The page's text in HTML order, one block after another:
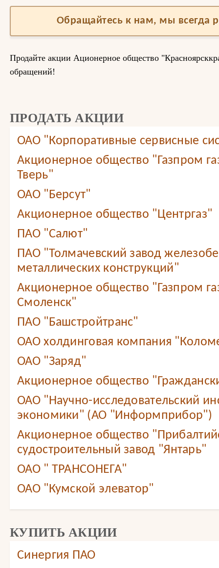
Обращайтесь к нам, мы всегда
Продайте акции Ационерное общество
обращений!
ПРОДАТЬ АКЦИИ
ОАО "Корпоративные сервисные
Акционерное общество "Газпром
Тверь"
ОАО "Берсут"
Акционерное общество "Центргаз"
ПАО "Салют"
ПАО "Толмачевский завод
металлических конструкций"
Акционерное общество "Газпром
Смоленск"
ПАО "Башстройтранс"
ОАО холдинговая компания
ОАО "Заряд"
Акционерное общество
ОАО "Научно-исследовательский
экономики" (АО "Информприбор")
Акционерное общество
судостроительный завод "Янтарь"
ОАО " ТРАНСОНЕГА"
ОАО "Кумской элеватор"
КУПИТЬ АКЦИИ
Синергия ПАО